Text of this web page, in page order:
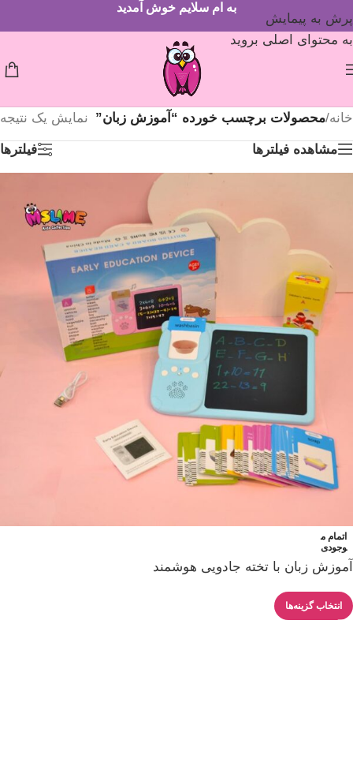
پرش به پیمایش
به محتوای اصلی بروید
به ام سلایم خوش آمدید
خانه/محصولات برچسب خورده “آموزش زبان” نمایش یک نتیجه
مشاهده فیلترها فیلترها
اتمام م
وجودی
آموزش زبان با تخته جادویی هوشمند
انتخاب گزینه‌ها